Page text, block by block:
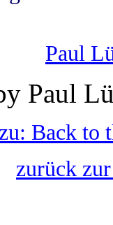
Paul
Paul
Back to
zurück